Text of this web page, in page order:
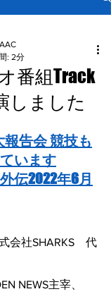
番組Track
しました
: 2分
報告会 競技も
います
伝2022年6月
会社SHARKS　代
NEWS主宰、